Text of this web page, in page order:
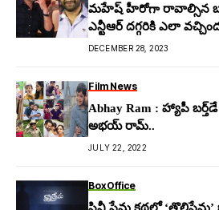
మహేష్ హీరోగా రావాల్సిన
ఎన్టీఆర్ దగ్గరికి ఎలా
DECEMBER 28, 2023
Film News
Abhay Ram : హ్యాపీ
అభయ్ రామ్..
JULY 22, 2022
BoxOffice